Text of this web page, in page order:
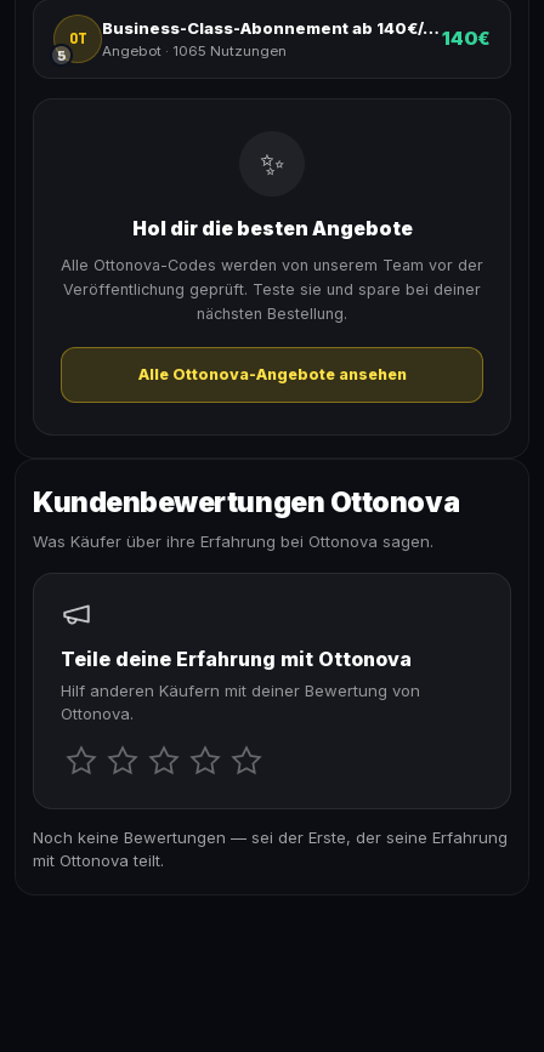
OT
5
Business-Class-Abonnement ab 140€/Jahr.
Angebot · 1065 Nutzungen
140€
✨
Hol dir die besten Angebote
Alle Ottonova-Codes werden von unserem Team vor der
Veröffentlichung geprüft. Teste sie und spare bei deiner
nächsten Bestellung.
Alle Ottonova-Angebote ansehen
Kundenbewertungen Ottonova
Was Käufer über ihre Erfahrung bei Ottonova sagen.
Teile deine Erfahrung mit Ottonova
Hilf anderen Käufern mit deiner Bewertung von
Ottonova.
Noch keine Bewertungen — sei der Erste, der seine Erfahrung
mit Ottonova teilt.